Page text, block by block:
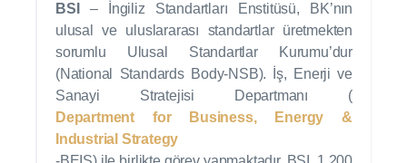
BSI
– İngiliz Standartları Enstitüsü, BK’nın
ulusal ve uluslararası standartlar üretmekten
sorumlu Ulusal Standartlar Kurumu’dur
(National Standards Body-NSB). İş, Enerji ve
Sanayi Stratejisi Departmanı (
Department for Business, Energy &
Industrial Strategy